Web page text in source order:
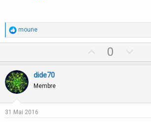
R
é
a
t
i
o
n
s
:
moune
p
0
o
dide70
Membre
31 Mai 2016